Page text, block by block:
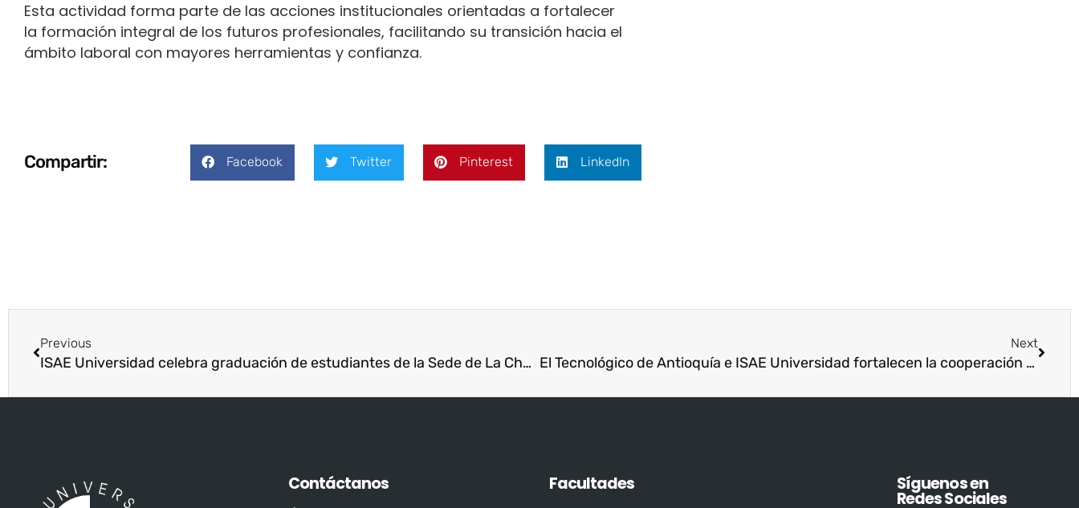
Esta actividad forma parte de las acciones institucionales orientadas a fortalecer
la formación integral de los futuros profesionales, facilitando su transición hacia el
ámbito laboral con mayores herramientas y confianza.
Compartir: Facebook Twitter Pinterest LinkedIn
Previous
ISAE Universidad celebra graduación de estudiantes de la Sede de La Chorrera
Next
El Tecnológico de Antioquía e ISAE Universidad fortalecen la cooperación académica a través de la investigación
Contáctanos Facultades Síguenos en
Redes Sociales